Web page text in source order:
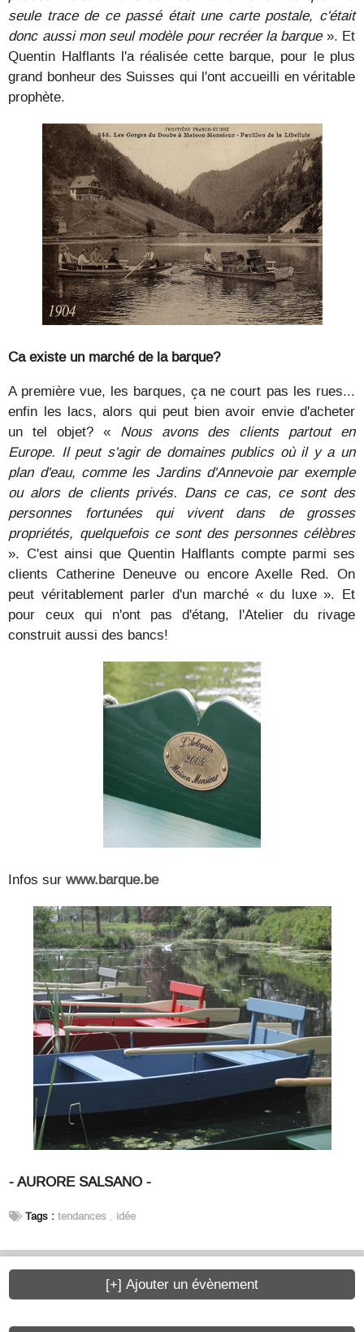
seule trace de ce passé était une carte postale, c'était
donc aussi mon seul modèle pour recréer la barque». Et
Quentin Halflants l'a réalisée cette barque, pour le plus
grand bonheur des Suisses qui l'ont accueilli en véritable
prophète.
Ca existe un marché de la barque?
A première vue, les barques, ça ne court pas les rues...
enfin les lacs, alors qui peut bien avoir envie d'acheter
un tel objet? « Nous avons des clients partout en
Europe. Il peut s'agir de domaines publics où il y a un
plan d'eau, comme les Jardins d'Annevoie par exemple
ou alors de clients privés. Dans ce cas, ce sont des
personnes fortunées qui vivent dans de grosses
propriétés, quelquefois ce sont des personnes célèbres
». C'est ainsi que Quentin Halflants compte parmi ses
clients Catherine Deneuve ou encore Axelle Red. On
peut véritablement parler d'un marché « du luxe ». Et
pour ceux qui n'ont pas d'étang, l'Atelier du rivage
construit aussi des bancs!
Infos sur www.barque.be
- AURORE SALSANO -
Tags : tendances , idée
[+] Ajouter un évènement